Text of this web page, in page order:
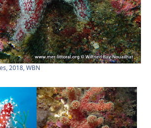
2018, WBN